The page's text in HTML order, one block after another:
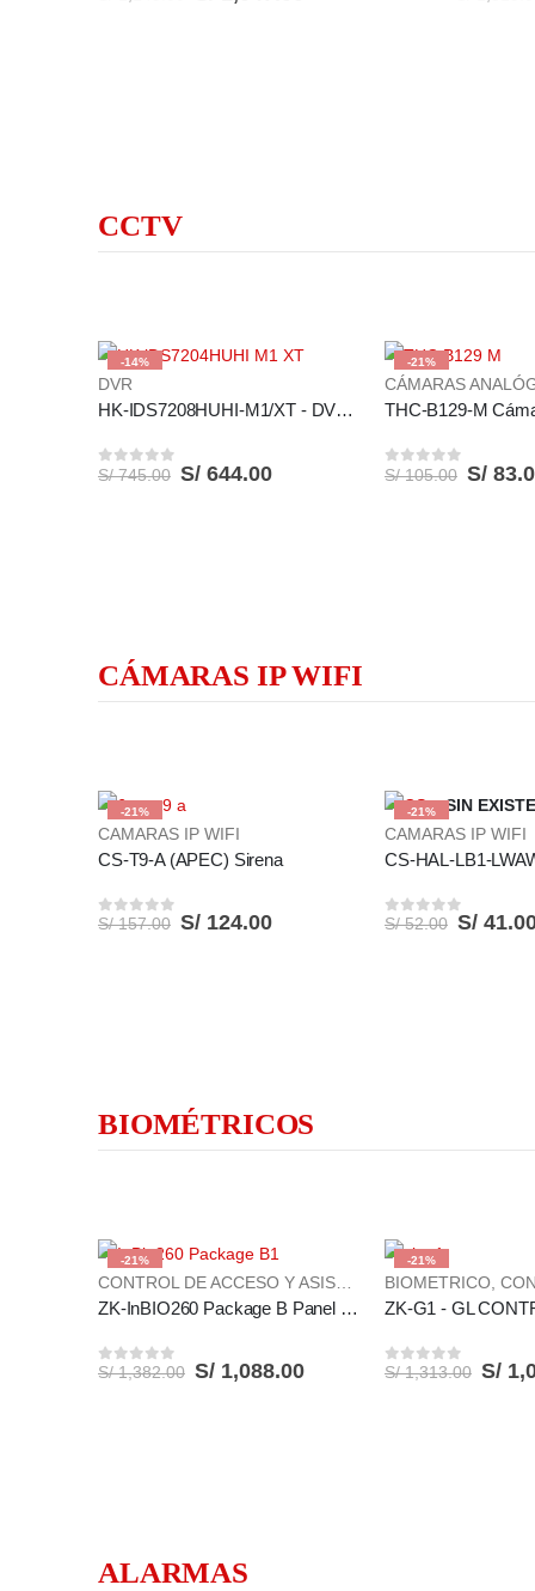
CCTV
-14%
DVR
HK-IDS7208HUHI-M1/XT - DVR 8CH 1080P ACUSENSE 1HDD CON ANALITICA (3)
0out of 5
S/745.00 S/ 644.00
-21%
CÁMARAS
0out of 5
S/105.00 S/
CÁMARAS IP WIFI
-21%
CAMARAS IP WIFI
CS-T9-A (APEC) Sirena
0out of 5
S/157.00 S/ 124.00
-21%
SIN
CAMARAS IP WIFI
0out of 5
S/52.00 S/
BIOMÉTRICOS
-21%
ZK-InBIO260 Package B Panel de Control de Acceso en Gabinete de metal con fuente de Alimentación
0out of 5
S/1,382.00 S/ 1,088.00
-21%
BIOMETRICO
0out of 5
S/1,313.00 S/
ALARMAS